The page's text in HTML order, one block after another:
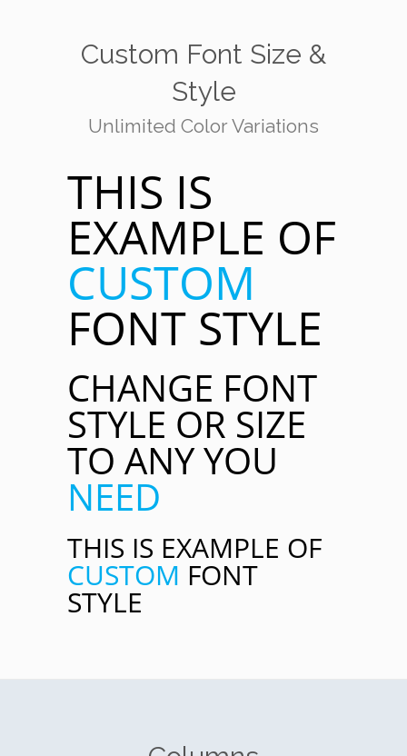
Custom Font Size &
Style
Unlimited Color Variations
THIS IS
EXAMPLE OF
CUSTOM
FONT STYLE
CHANGE FONT
STYLE OR SIZE
TO ANY YOU
NEED
THIS IS EXAMPLE OF
CUSTOM FONT
STYLE